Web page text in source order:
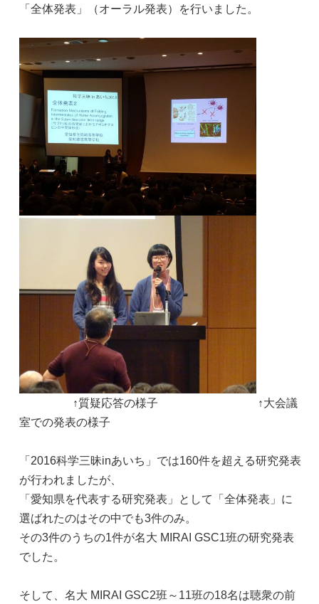
「全体発表」（オーラル発表）を行いました。
↑質疑応答の様子 ↑大会議
室での発表の様子
「2016科学三昧inあいち」では160件を超える研究発表
が行われましたが、
「愛知県を代表する研究発表」として「全体発表」に
選ばれたのはその中でも3件のみ。
その3件のうちの1件が名大 MIRAI GSC1班の研究発表
でした。
そして、名大 MIRAI GSC2班～11班の18名は聴衆の前